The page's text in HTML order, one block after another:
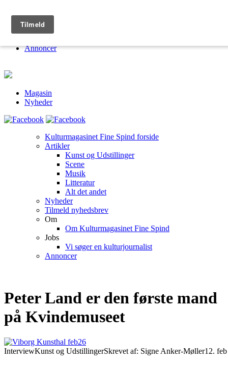
Om
Annoncer
Magasin
Nyheder
Kulturmagasinet Fine Spind forside
Artikler
Kunst og Udstillinger
Scene
Musik
Litteratur
Alt det andet
Nyheder
Tilmeld nyhedsbrev
Om
Om Kulturmagasinet Fine Spind
Jobs
Vi søger en kulturjournalist
Annoncer
Peter Land er den første mand
på Kvindemuseet
InterviewKunst og UdstillingerSkrevet af: Signe Anker-Møller12.